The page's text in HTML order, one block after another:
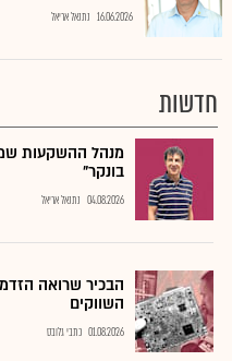
16.06.2026 נתנאל אריאל
חדשות
מנהל ההשקעות
בונקר"
04.08.2026 נתנאל אריאל
הבכיר שרואה
השווקים
01.08.2026 כתבי גלובס